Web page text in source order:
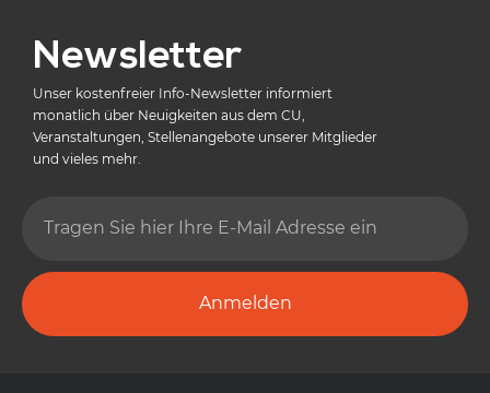
Newsletter
Unser kostenfreier Info-Newsletter informiert
monatlich über Neuigkeiten aus dem CU,
Veranstaltungen, Stellenangebote unserer Mitglieder
und vieles mehr.
Anmelden